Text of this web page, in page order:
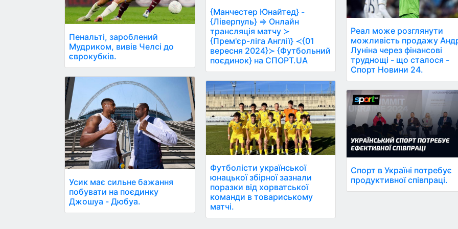
Пенальті, зароблений
Мудриком, вивів Челсі до
єврокубків.
Усик має сильне бажання
побувати на поєдинку
Джошуа - Дюбуа.
{Манчестер Юнайтед} -
{Ліверпуль} ⇒ Онлайн
трансляція матчу ≻
{Прем'єр-ліга Англії} ≺{01
вересня 2024}≻ {Футбольний
поєдинок} на СПОРТ.UA
Футболісти української
юнацької збірної зазнали
поразки від хорватської
команди в товариському
матчі.
Реал може розглянути
можливість продажу
Луніна через фінансові
труднощі - що сталося -
Спорт Новини 24.
Спорт в Україні потребує
продуктивної співпраці.